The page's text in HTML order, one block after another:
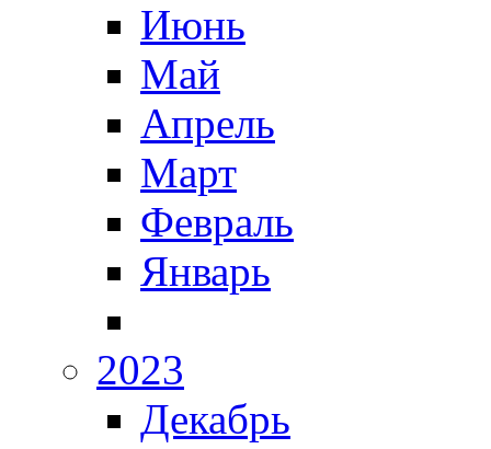
Июнь
Май
Апрель
Март
Февраль
Январь
2023
Декабрь